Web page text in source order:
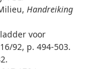
Handreiking
ladder voor
92, p. 494-503.